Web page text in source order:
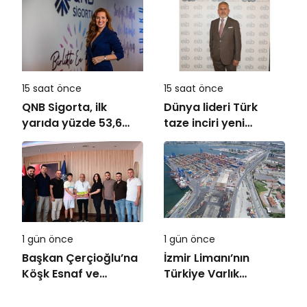
bütüncül yaklaşım
Sistemleri’nin
Türkiye’deki tek
yetkili distribütörü
oldu
15 saat önce
QNB Sigorta, ilk
yarıda yüzde 53,6
büyüyerek 10,66
milyar TL prim
üretimine ulaştı
15 saat önce
Dünya lideri Türk
taze inciri yeni
sezona başladı
1 gün önce
Başkan Çerçioğlu’na
Köşk Esnaf ve
1 gün önce
İzmir Limanı’nın
Türkiye Varlık